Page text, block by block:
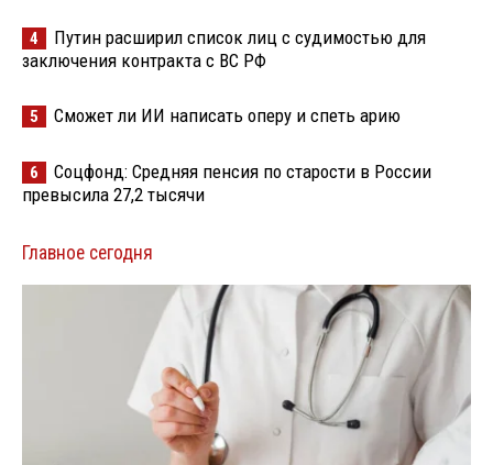
4
Путин расширил список лиц с судимостью для
заключения контракта с ВС РФ
5 Сможет ли ИИ написать оперу и спеть арию
6
Соцфонд: Средняя пенсия по старости в России
превысила 27,2 тысячи
Главное сегодня